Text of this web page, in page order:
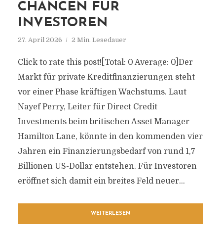
CHANCEN FÜR
INVESTOREN
27. April 2026 2 Min. Lesedauer
Click to rate this post![Total: 0 Average: 0]Der
Markt für private Kreditfinanzierungen steht
vor einer Phase kräftigen Wachstums. Laut
Nayef Perry, Leiter für Direct Credit
Investments beim britischen Asset Manager
Hamilton Lane, könnte in den kommenden vier
Jahren ein Finanzierungsbedarf von rund 1,7
Billionen US-Dollar entstehen. Für Investoren
eröffnet sich damit ein breites Feld neuer...
WEITERLESEN